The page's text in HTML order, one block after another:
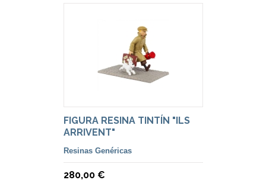
FIGURA RESINA TINTÍN "ILS
ARRIVENT"
Resinas Genéricas
280,00 €